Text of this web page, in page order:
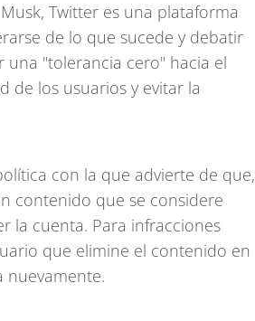
Twitter es una plataforma
de lo que sucede y debatir
una "tolerancia cero" hacia el
de los usuarios y evitar la
con la que advierte de que,
contenido que se considere
la cuenta. Para infracciones
que elimine el contenido en
nuevamente.